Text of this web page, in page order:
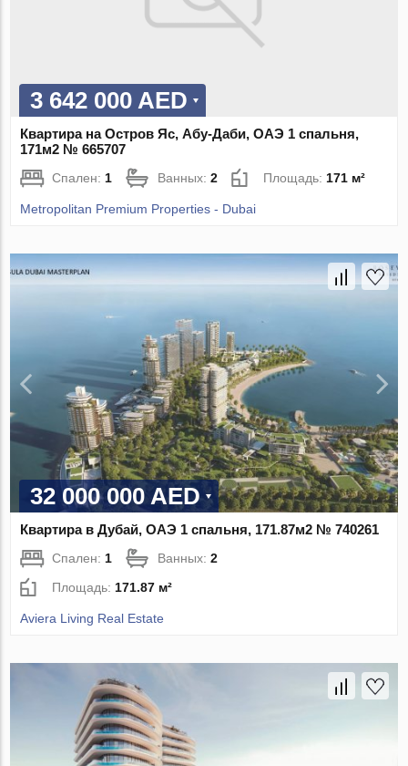
3 642 000 AED
Квартира на Остров Яс, Абу-Даби, ОАЭ 1 спальня,
171м2 № 665707
Спален: 1 Ванных:2 Площадь: 171 м²
Metropolitan Premium Properties - Dubai
32 000 000 AED
Квартира в Дубай, ОАЭ 1 спальня, 171.87м2 № 740261
Спален: 1 Ванных:2
Площадь: 171.87 м²
Aviera Living Real Estate